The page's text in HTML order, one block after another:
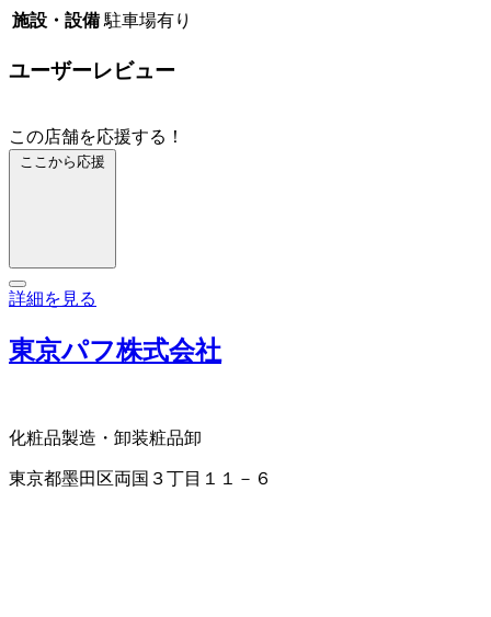
施設・設備 駐車場有り
ユーザーレビュー
この店舗を応援する！
ここから応援
詳細を見る
東京パフ株式会社
化粧品製造・卸装粧品卸
東京都墨田区両国３丁目１１－６